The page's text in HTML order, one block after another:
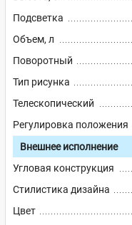
Подсветка
Объем, л
Поворотный
Тип рисунка
Телескопический
Регулировка положения
Внешнее исполнение
Угловая конструкция
Стилистика дизайна
Цвет